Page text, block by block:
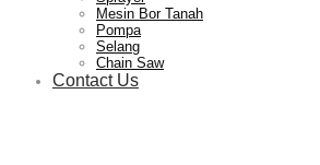
Mesin Bor Tanah
Pompa
Selang
Chain Saw
Contact Us